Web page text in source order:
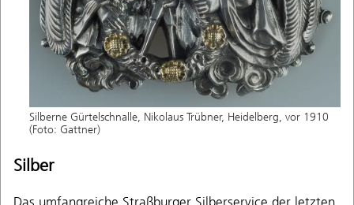
Silberne Gürtelschnalle, Nikolaus Trübner, Heidelberg, vor 1910
(Foto: Gattner)
Silber